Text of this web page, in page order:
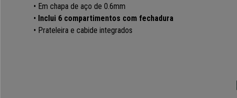
• Em chapa de aço de 0.6mm
• Inclui 6 compartimentos com fechadura
• Prateleira e cabide integrados